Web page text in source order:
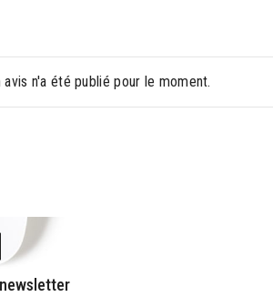
avis n'a été publié pour le moment.